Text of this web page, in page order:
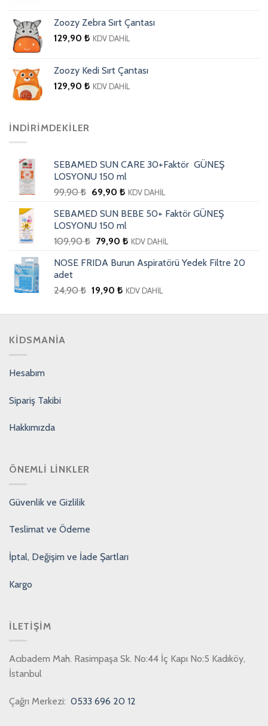
Zoozy Zebra Sırt Çantası
129,90 ₺ KDV DAHİL
Zoozy Kedi Sırt Çantası
129,90 ₺ KDV DAHİL
İNDIRIMDEKILER
SEBAMED SUN CARE 30+Faktör GÜNEŞ
LOSYONU 150 ml
99,90₺ 69,90 ₺ KDV DAHİL
SEBAMED SUN BEBE 50+ Faktör GÜNEŞ
LOSYONU 150 ml
109,90₺ 79,90 ₺ KDV DAHİL
NOSE FRIDA Burun Aspiratörü Yedek Filtre 20
adet
24,90₺ 19,90 ₺ KDV DAHİL
KIDSMANIA
Hesabım
Sipariş Takibi
Hakkımızda
ÖNEMLI LINKLER
Güvenlik ve Gizlilik
Teslimat ve Ödeme
İptal, Değişim ve İade Şartları
Kargo
İLETIŞIM
Acıbadem Mah. Rasimpaşa Sk. No:44 İç Kapı No:5 Kadıköy,
İstanbul
Çağrı Merkezi: 0533 696 20 12